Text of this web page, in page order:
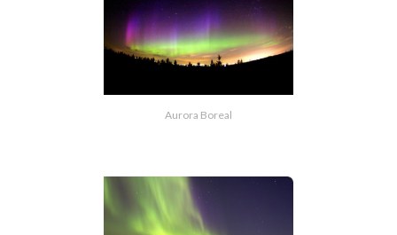
Aurora Boreal